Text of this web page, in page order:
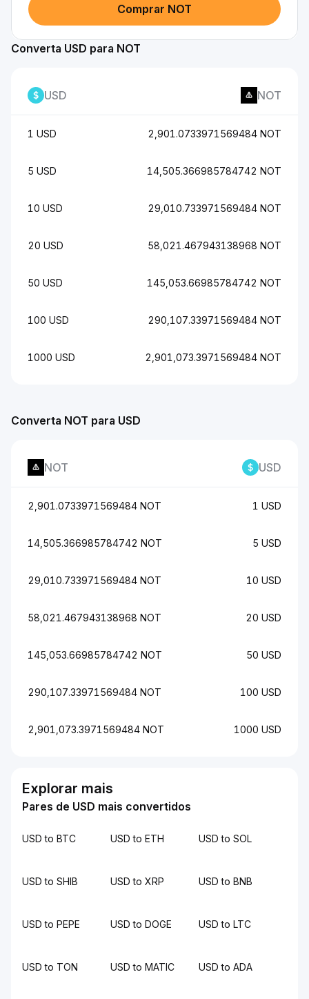
Comprar NOT
Converta NOT para USD
NOT USD
2,901.0733971569484 NOT 1 USD
14,505.366985784742 NOT 5 USD
29,010.733971569484 NOT 10 USD
58,021.467943138968 NOT 20 USD
145,053.66985784742 NOT 50 USD
290,107.33971569484 NOT 100 USD
2,901,073.3971569484 NOT 1000 USD
Converta USD para NOT
USD NOT
1 USD 2,901.0733971569484 NOT
5 USD 14,505.366985784742 NOT
10 USD 29,010.733971569484 NOT
20 USD 58,021.467943138968 NOT
50 USD 145,053.66985784742 NOT
100 USD 290,107.33971569484 NOT
1000 USD 2,901,073.3971569484 NOT
Explorar mais
Pares de USD mais convertidos
USD to BTC USD to ETH USD to SOL
USD to SHIB USD to XRP USD to BNB
USD to PEPE USD to DOGE USD to LTC
USD to TON USD to MATIC USD to ADA